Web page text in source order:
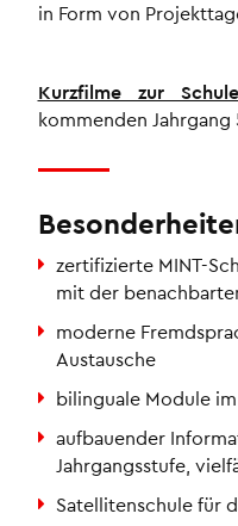
in Form von
Kurzfilme zur Schule
kommenden Jahrgang
zertifizierte MINT-
mit der
moderne
Austausche
bilinguale Module
aufbauender
Jahrgangsstufe,
Satellitenschule für